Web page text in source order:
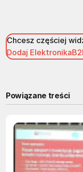
Chcesz częściej
Dodaj
Powiązane treści